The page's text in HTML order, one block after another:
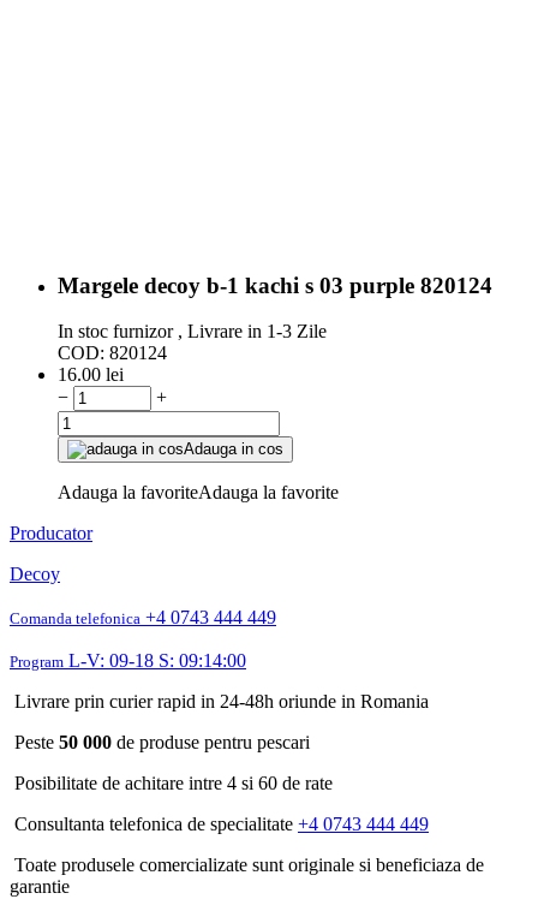
Margele decoy b-1 kachi s 03 purple 820124
In stoc furnizor , Livrare in 1-3 Zile
COD: 820124
16.00 lei
−
+
Adauga in cos
Adauga la favoriteAdauga la favorite
Producator
Decoy
Comanda telefonica +4 0743 444 449
Program L-V: 09-18 S: 09:14:00
Livrare prin curier rapid in 24-48h oriunde in Romania
Peste 50 000 de produse pentru pescari
Posibilitate de achitare intre 4 si 60 de rate
Consultanta telefonica de specialitate +4 0743 444 449
Toate produsele comercializate sunt originale si beneficiaza de
garantie